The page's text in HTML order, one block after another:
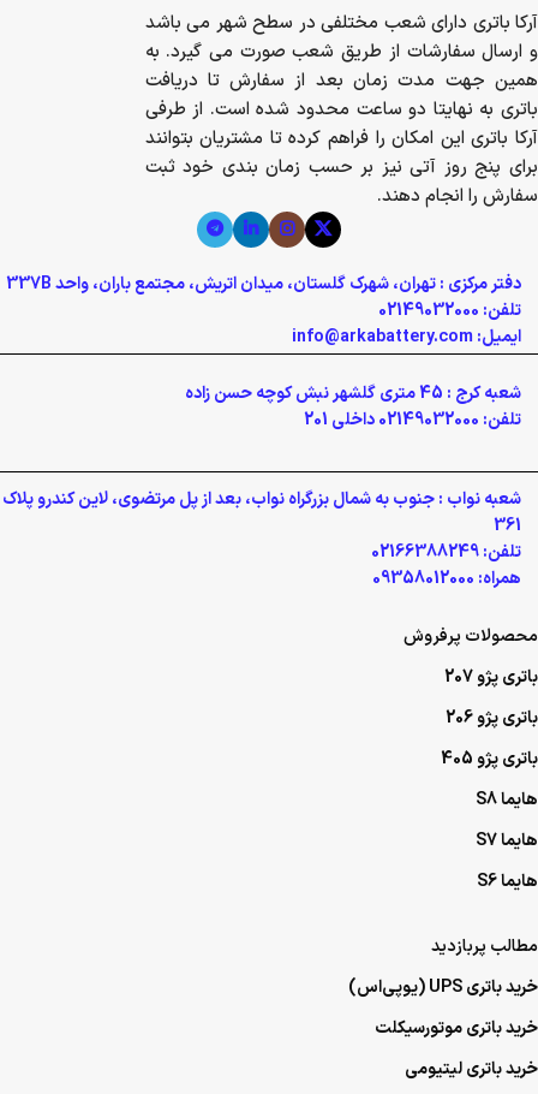
آرکا باتری دارای شعب مختلفی در سطح شهر می باشد
و ارسال سفارشات از طریق شعب صورت می گیرد. به
همین جهت مدت زمان بعد از سفارش تا دریافت
باتری به نهایتا دو ساعت محدود شده است. از طرفی
آرکا باتری این امکان را فراهم کرده تا مشتریان بتوانند
برای پنج روز آتی نیز بر حسب زمان بندی خود ثبت
سفارش را انجام دهند.
دفتر مرکزی : تهران، شهرک گلستان، میدان اتریش، مجتمع باران، واحد 337B
تلفن: 02149032000
ایمیل: info@arkabattery.com
شعبه کرج : 45 متری گلشهر نبش کوچه حسن زاده
تلفن: 02149032000 داخلی 201
شعبه نواب : جنوب به شمال بزرگراه نواب، بعد از پل مرتضوی، لاین کندرو پلاک
361
تلفن: 02166388249
همراه: 09358012000
محصولات پرفروش
باتری پژو 207
باتری پژو 206
باتری پژو 405
هایما S8
هایما S7
هایما S6
مطالب پربازدید
خرید باتری UPS (یو‌پی‌اس)
خرید باتری موتورسیکلت
خرید باتری لیتیومی